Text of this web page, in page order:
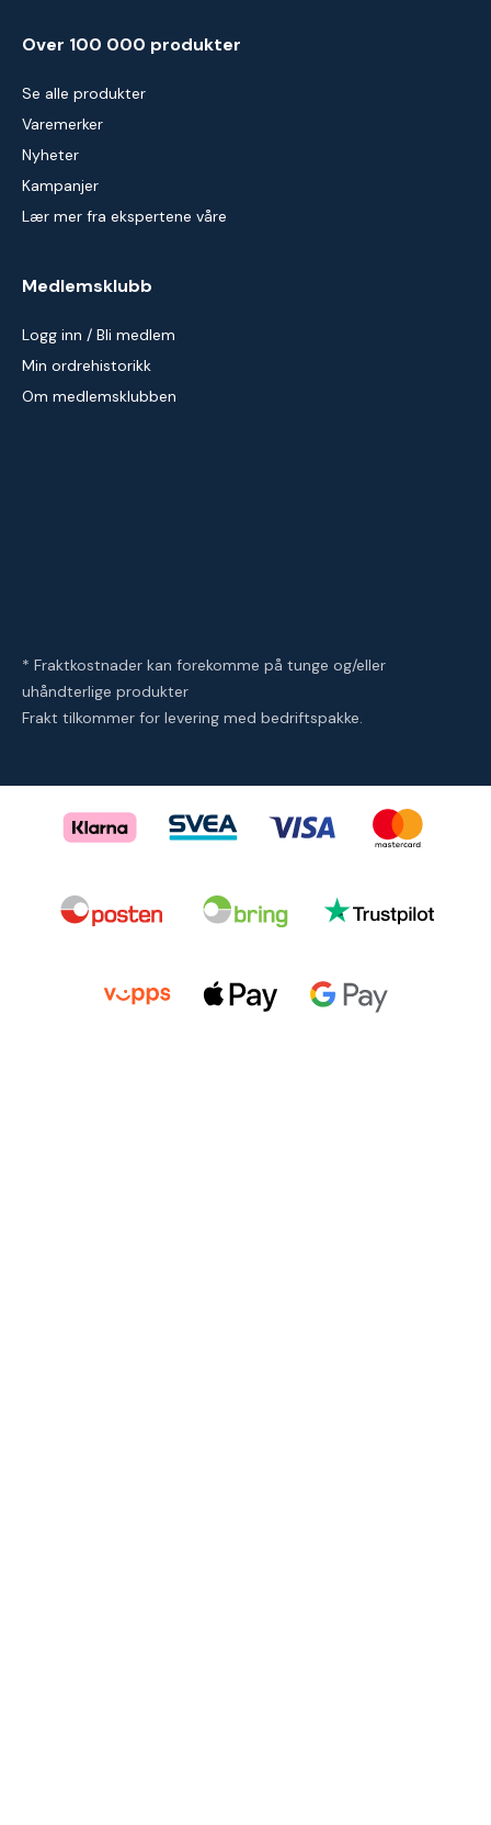
Over 100 000 produkter
Se alle produkter
Varemerker
Nyheter
Kampanjer
Lær mer fra ekspertene våre
Medlemsklubb
Logg inn / Bli medlem
Min ordrehistorikk
Om medlemsklubben
* Fraktkostnader kan forekomme på tunge og/eller
uhåndterlige produkter
Frakt tilkommer for levering med bedriftspakke.